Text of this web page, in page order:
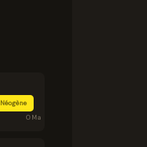
Néogène
0 Ma